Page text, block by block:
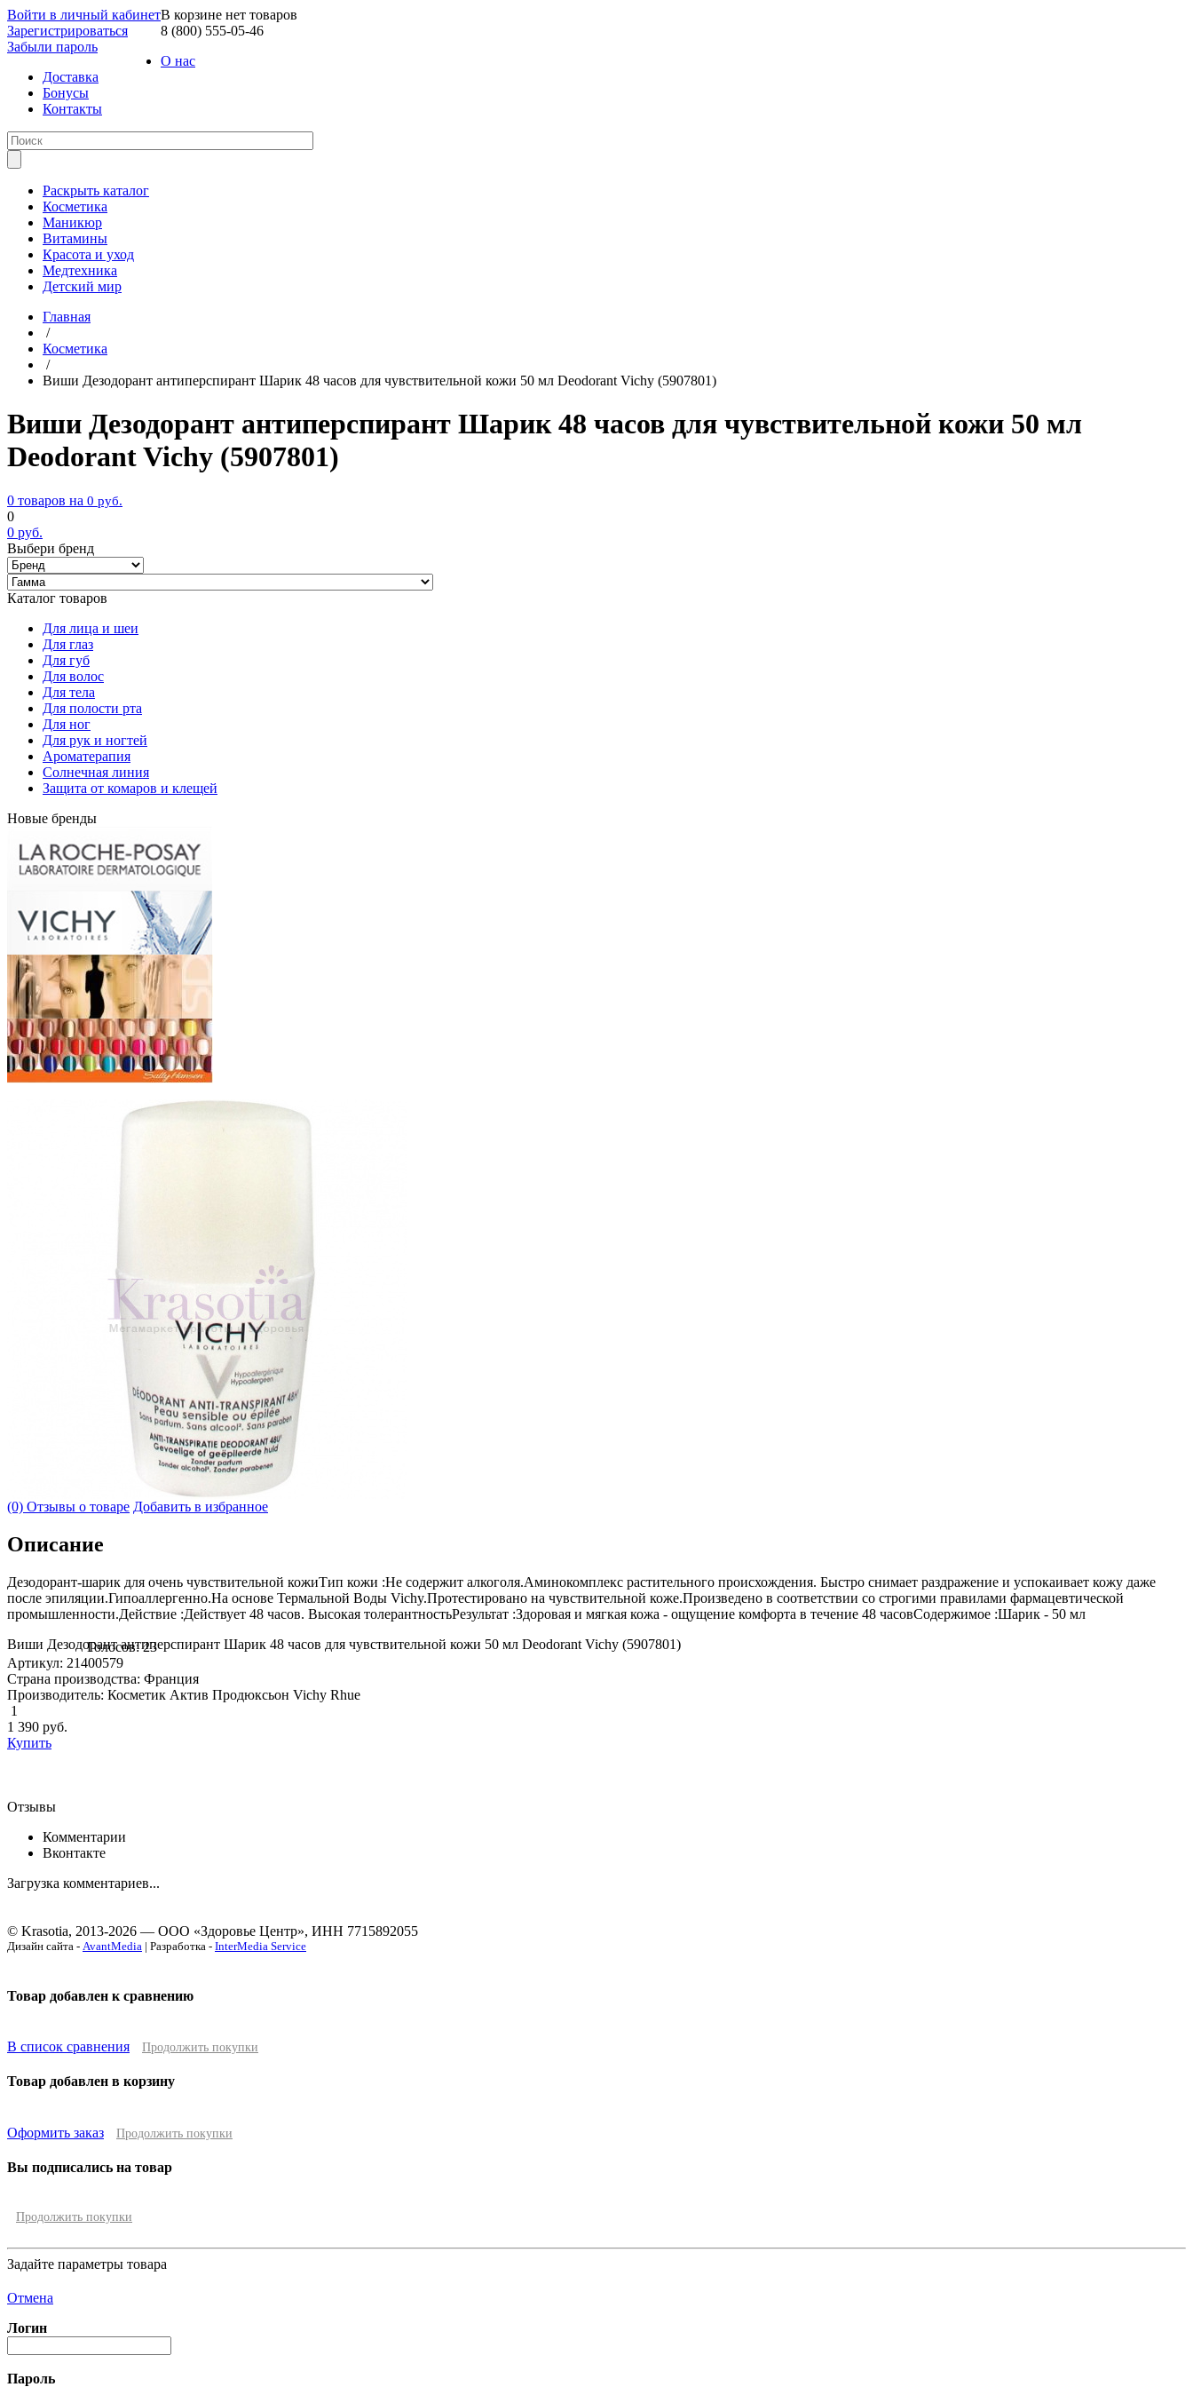
Войти в личный кабинет
Зарегистрироваться
Забыли пароль
В корзине нет товаров
8 (800) 555-05-46
О нас
Доставка
Бонусы
Контакты
Раскрыть каталог
Косметика
Маникюр
Витамины
Красота и уход
Медтехника
Детский мир
Главная
/
Косметика
/
Виши Дезодорант антиперспирант Шарик 48 часов для чувствительной кожи 50 мл Deodorant Vichy (5907801)
Виши Дезодорант антиперспирант Шарик 48 часов для чувствительной кожи 50 мл
Deodorant Vichy (5907801)
0 товаров на 0 руб.
0
0 руб.
Выбери бренд
Каталог товаров
Для лица и шеи
Для глаз
Для губ
Для волос
Для тела
Для полости рта
Для ног
Для рук и ногтей
Ароматерапия
Солнечная линия
Защита от комаров и клещей
Новые бренды
(0) Отзывы о товаре Добавить в избранное
Описание
Дезодорант-шарик для очень чувствительной кожиТип кожи :Не содержит алкоголя.Аминокомплекс растительного происхождения. Быстро снимает раздражение и успокаивает кожу даже
после эпиляции.Гипоаллергенно.На основе Термальной Воды Vichy.Протестировано на чувствительной коже.Произведено в соответствии со строгими правилами фармацевтической
промышленности.Действие :Действует 48 часов. Высокая толерантностьРезультат :Здоровая и мягкая кожа - ощущение комфорта в течение 48 часовСодержимое :Шарик - 50 мл
Виши Дезодорант антиперспирант Шарик 48 часов для чувствительной кожи 50 мл Deodorant Vichy (5907801)
Голосов: 23
Артикул: 21400579
Страна производства: Франция
Производитель: Косметик Актив Продюксьон Vichy Rhue
1
1 390 руб.
Купить
Отзывы
Комментарии
Вконтакте
Загрузка комментариев...
© Krasotia, 2013-2026 — ООО «Здоровье Центр», ИНН 7715892055
Дизайн сайта - AvantMedia | Разработка - InterMedia Service
Товар добавлен к сравнению
В список сравнения Продолжить покупки
Товар добавлен в корзину
Оформить заказ Продолжить покупки
Вы подписались на товар
Продолжить покупки
Задайте параметры товара
Отмена
Логин
Пароль